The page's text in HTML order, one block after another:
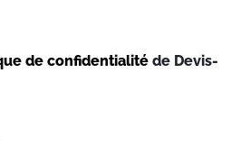
de confidentialité de Devis-